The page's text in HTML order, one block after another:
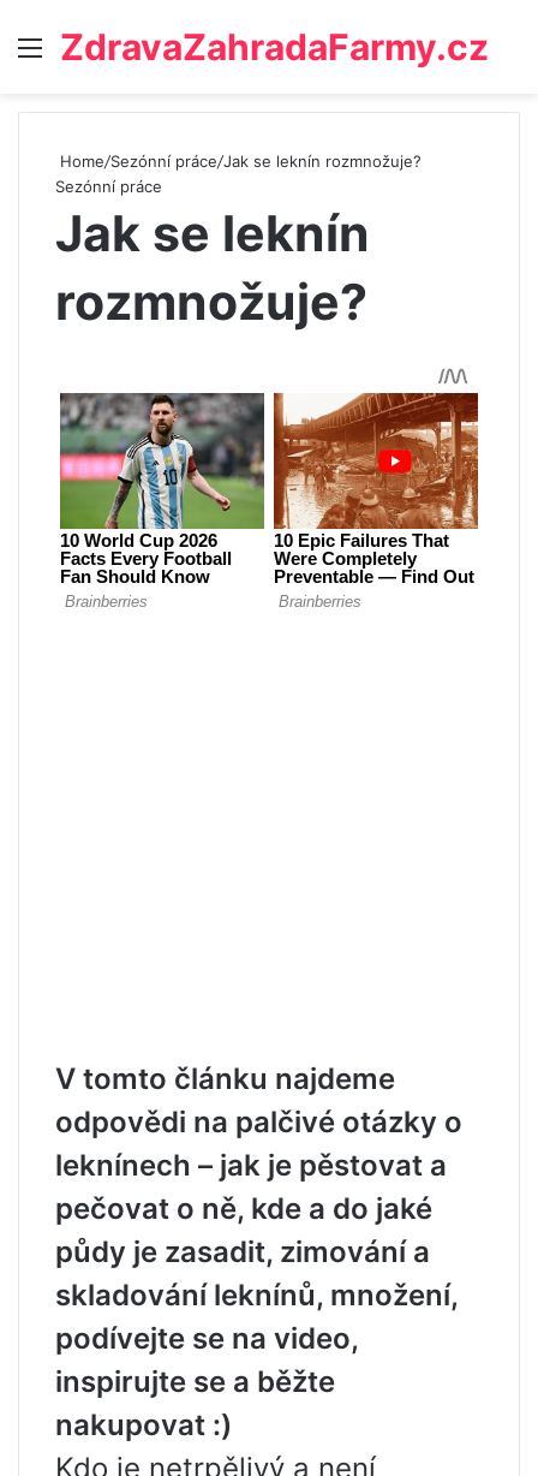
Menu
ZdravaZahradaFarmy.cz
Home/Sezónní práce/Jak se leknín rozmnožuje?
Sezónní práce
Jak se leknín
rozmnožuje?
V tomto článku najdeme
odpovědi na palčivé otázky o
leknínech – jak je pěstovat a
pečovat o ně, kde a do jaké
půdy je zasadit, zimování a
skladování leknínů, množení,
podívejte se na video,
inspirujte se a běžte
nakupovat :)
Kdo je netrpělivý a není